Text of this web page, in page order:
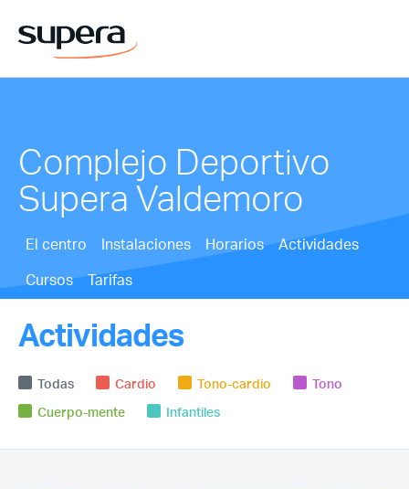
Complejo Deportivo
Supera Valdemoro
El centro Instalaciones Horarios
Actividades
Cursos
Tarifas
Actividades
Todas Cardio Tono-cardio
Tono
Cuerpo-mente
Infantiles